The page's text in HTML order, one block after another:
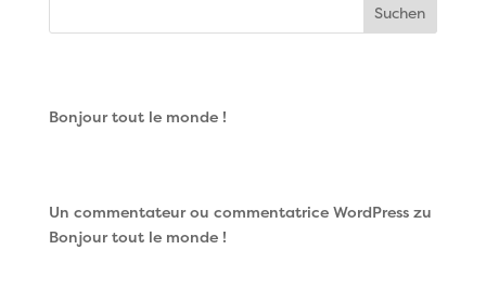
Suchen
Bonjour tout le monde !
Un commentateur ou commentatrice WordPresszu
Bonjour tout le monde !